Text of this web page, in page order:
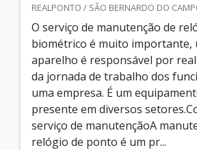
REALPONTO / SÃO BERNARDO DO
O serviço de manutenção de
biométrico é muito importante,
aparelho é responsável por
da jornada de trabalho dos
uma empresa. É um
presente em diversos
serviço de manutençãoA
relógio de ponto é um pr...